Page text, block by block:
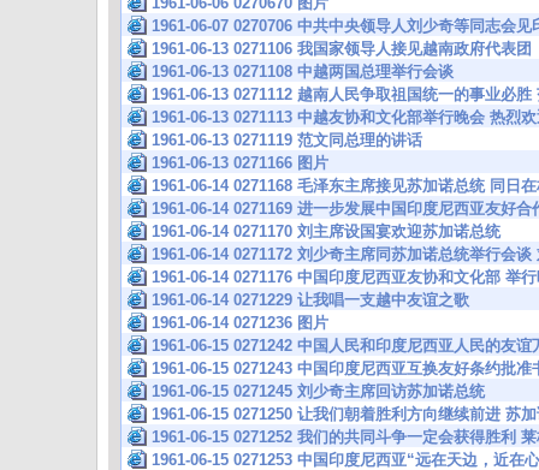
1961-06-07 0270706 中共中央领导人刘少奇等同志会
1961-06-13 0271106 我国家领导人接见越南政府代表团
1961-06-13 0271108 中越两国总理举行会谈
1961-06-13 0271112 越南人民争取祖国统一的事业必
1961-06-13 0271113 中越友协和文化部举行晚会 热烈
1961-06-13 0271119 范文同总理的讲话
1961-06-13 0271166 图片
1961-06-14 0271168 毛泽东主席接见苏加诺总统 同日
1961-06-14 0271169 进一步发展中国印度尼西亚友好
1961-06-14 0271170 刘主席设国宴欢迎苏加诺总统
1961-06-14 0271172 刘少奇主席同苏加诺总统举行会
1961-06-14 0271176 中国印度尼西亚友协和文化部 举
1961-06-14 0271229 让我唱一支越中友谊之歌
1961-06-14 0271236 图片
1961-06-15 0271242 中国人民和印度尼西亚人民的友
1961-06-15 0271243 中国印度尼西亚互换友好条约批准
1961-06-15 0271245 刘少奇主席回访苏加诺总统
1961-06-15 0271250 让我们朝着胜利方向继续前进 苏
1961-06-15 0271252 我们的共同斗争一定会获得胜利
1961-06-15 0271253 中国印度尼西亚“远在天边，近在